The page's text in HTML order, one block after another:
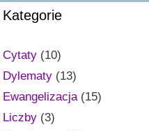
Kategorie
Cytaty (10)
Dylematy (13)
Ewangelizacja(15)
Liczby (3)